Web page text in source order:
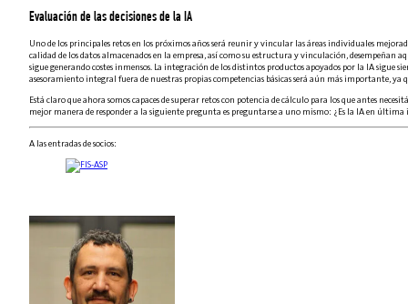
Evaluación de las decisiones de la IA
Uno de los principales retos en los próximos años será reunir y vincular las áreas individuales
calidad de los datos almacenados en la empresa, así como su estructura y vinculación,
sigue generando costes inmensos. La integración de los distintos productos apoyados por la IA sigue
asesoramiento integral fuera de nuestras propias competencias básicas será aún más importante,
Está claro que ahora somos capaces de superar retos con potencia de cálculo para los que antes
mejor manera de responder a la siguiente pregunta es preguntarse a uno mismo: ¿Es la IA en
A las entradas de socios: